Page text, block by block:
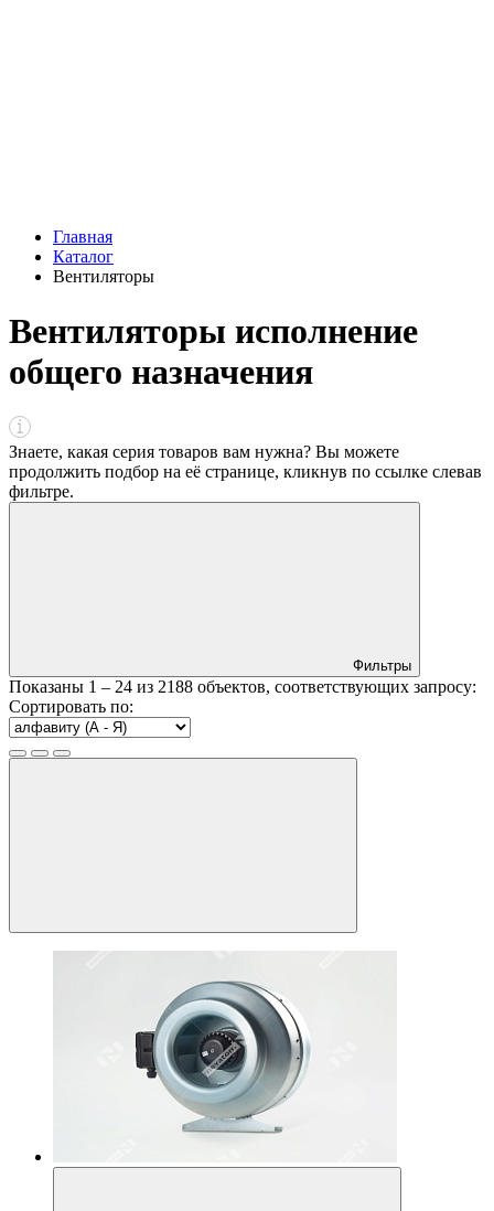
Главная
Каталог
Вентиляторы
Вентиляторы исполнение
общего назначения
Знаете, какая серия товаров вам нужна? Вы можете
продолжить подбор на её странице, кликнув по ссылке слевав
фильтре.
Фильтры
Показаны 1 – 24 из 2188 объектов, соответствующих запросу:
Сортировать по: